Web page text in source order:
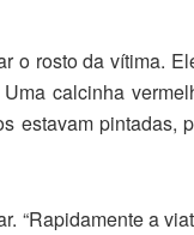
o rosto da vítima.
calcinha
estavam pintadas,
“Rapidamente a